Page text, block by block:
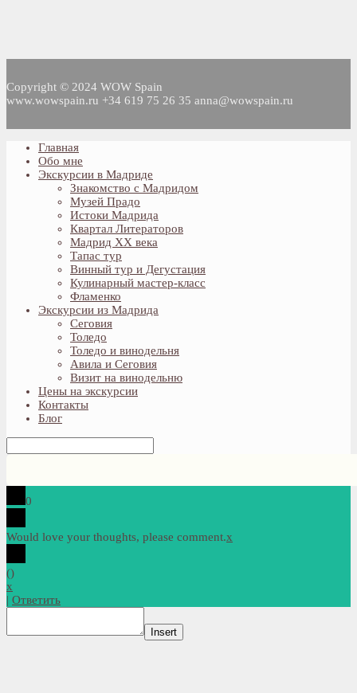
Copyright © 2024 WOW Spain
www.wowspain.ru +34 619 75 26 35 anna@wowspain.ru
Главная
Обо мне
Экскурсии в Мадриде
Знакомство с Мадридом
Музей Прадо
Истоки Мадрида
Квартал Литераторов
Мадрид XX века
Тапас тур
Винный тур и Дегустация
Кулинарный мастер-класс
Фламенко
Экскурсии из Мадрида
Сеговия
Толедо
Толедо и винодельня
Авила и Сеговия
Визит на винодельню
Цены на экскурсии
Контакты
Блог
0
Would love your thoughts, please comment.x
()
x
| Ответить
Insert